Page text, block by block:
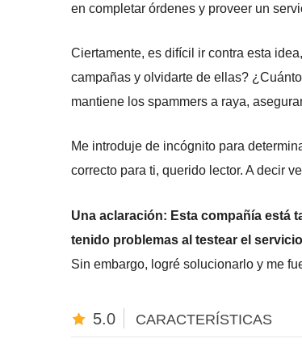
en completar órdenes y proveer un
Ciertamente, es difícil ir contra esta
campañas y olvidarte de ellas?
mantiene los spammers a raya,
Me introduje de incógnito para
correcto para ti, querido lector. A decir
Una aclaración: Esta compañía está
tenido problemas al testear el
Sin embargo, logré solucionarlo y me
5.0 CARACTERÍSTICAS